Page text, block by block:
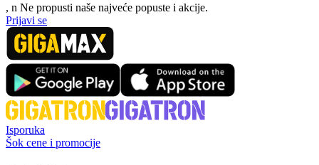
, n Ne propusti naše najveće popuste i akcije.
Prijavi se
Isporuka
Šok cene i promocije